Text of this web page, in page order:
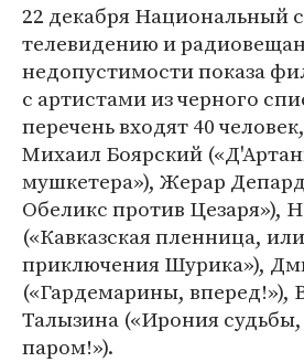
22 декабря Национальный
телевидению и
недопустимости показа
с артистами из черного
перечень входят 40
Михаил Боярский
мушкетера»), Жерар
Обеликс против Цезаря»),
(«Кавказская пленница,
приключения Шурика»),
(«Гардемарины, вперед!»),
Талызина («Ирония
паром!»).